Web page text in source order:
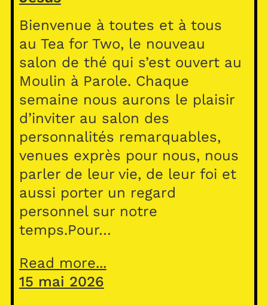
Bienvenue à toutes et à tous
au Tea for Two, le nouveau
salon de thé qui s’est ouvert au
Moulin à Parole. Chaque
semaine nous aurons le plaisir
d’inviter au salon des
personnalités remarquables,
venues exprès pour nous, nous
parler de leur vie, de leur foi et
aussi porter un regard
personnel sur notre
temps.Pour…
Read more...
15 mai 2026